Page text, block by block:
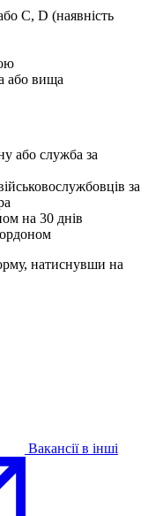
С, D (наявність
або вища
або служба за
за
на 30 днів
натиснувши на
Вакансії в інші